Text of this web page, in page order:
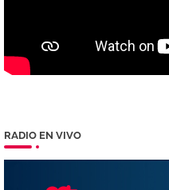
RADIO EN VIVO